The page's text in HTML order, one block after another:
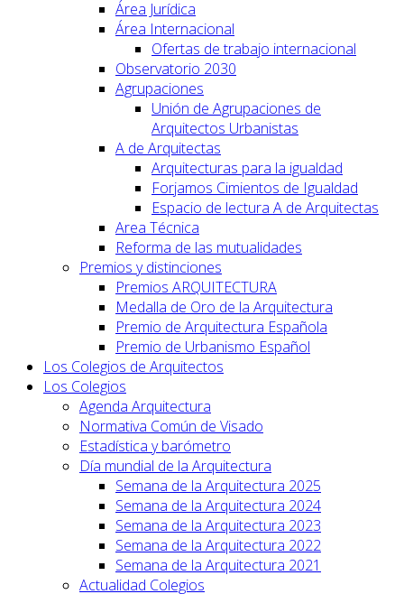
Área Jurídica
Área Internacional
Ofertas de trabajo internacional
Observatorio 2030
Agrupaciones
Unión de Agrupaciones de
Arquitectos Urbanistas
A de Arquitectas
Arquitecturas para la igualdad
Forjamos Cimientos de Igualdad
Espacio de lectura A de Arquitectas
Area Técnica
Reforma de las mutualidades
Premios y distinciones
Premios ARQUITECTURA
Medalla de Oro de la Arquitectura
Premio de Arquitectura Española
Premio de Urbanismo Español
Los Colegios de Arquitectos
Los Colegios
Agenda Arquitectura
Normativa Común de Visado
Estadística y barómetro
Día mundial de la Arquitectura
Semana de la Arquitectura 2025
Semana de la Arquitectura 2024
Semana de la Arquitectura 2023
Semana de la Arquitectura 2022
Semana de la Arquitectura 2021
Actualidad Colegios